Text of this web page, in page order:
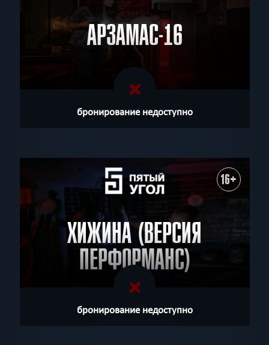
АРЗАМАС-16
бронирование недоступно
16+
ХИЖИНА (ВЕРСИЯ
ПЕРФОРМАНС)
бронирование недоступно